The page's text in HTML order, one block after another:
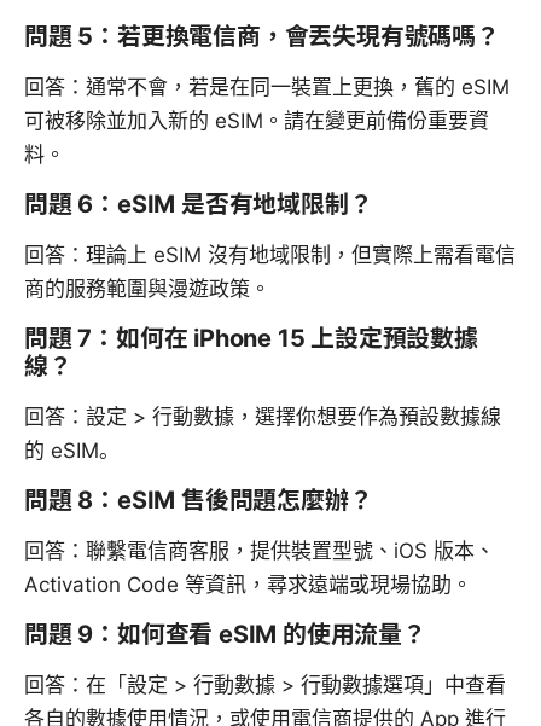
問題 5：若更換電信商，會丟失現有號碼嗎？
回答：通常不會，若是在同一裝置上更換，舊的 eSIM
可被移除並加入新的 eSIM。請在變更前備份重要資
料。
問題 6：eSIM 是否有地域限制？
回答：理論上 eSIM 沒有地域限制，但實際上需看電信
商的服務範圍與漫遊政策。
問題 7：如何在 iPhone 15 上設定預設數據
線？
回答：設定 > 行動數據，選擇你想要作為預設數據線
的 eSIM。
問題 8：eSIM 售後問題怎麼辦？
回答：聯繫電信商客服，提供裝置型號、iOS 版本、
Activation Code 等資訊，尋求遠端或現場協助。
問題 9：如何查看 eSIM 的使用流量？
回答：在「設定 > 行動數據 > 行動數據選項」中查看
各自的數據使用情況，或使用電信商提供的 App 進行